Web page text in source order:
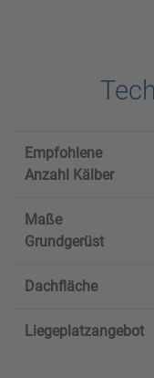
Empfohlene
Anzahl Kälber
Maße
Grundgerüst
Dachfläche
Liegeplatzangebot